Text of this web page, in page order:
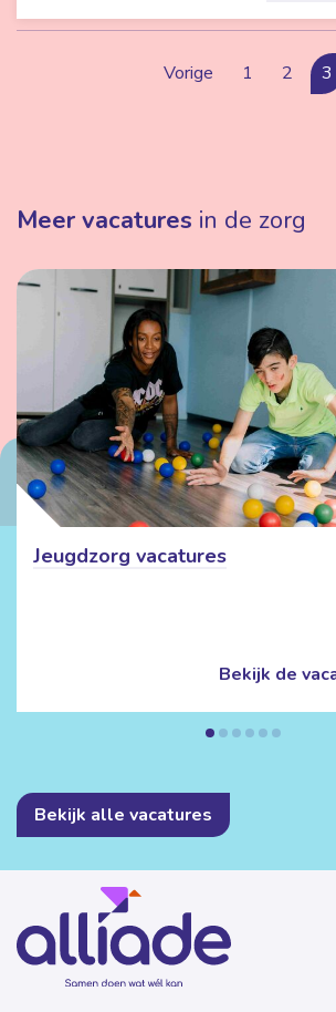
Vorige 1 2 3
Meer vacatures in de zorg
Jeugdzorg vacatures
Bekijk de
Bekijk alle vacatures